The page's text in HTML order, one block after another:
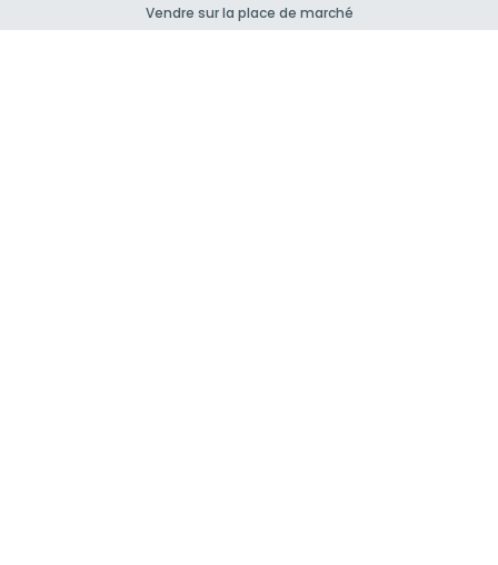
Vendre sur la place de marché